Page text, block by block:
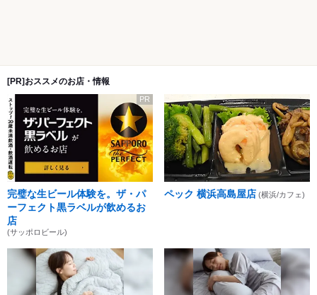
[PR]おススメのお店・情報
PR
完璧な生ビール体験を。ザ・パ
ーフェクト黒ラベルが飲めるお
店
(サッポロビール)
ペック 横浜高島屋店 (横浜/カフェ)